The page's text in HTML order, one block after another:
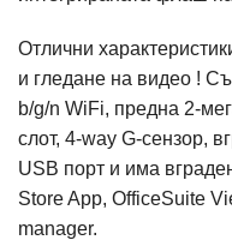
Отлични
и гледане на видео !
b/g/n WiFi, предна 2-
слот, 4-way G-сензор,
USB порт и има
Store App, OfficeSuite
manager.